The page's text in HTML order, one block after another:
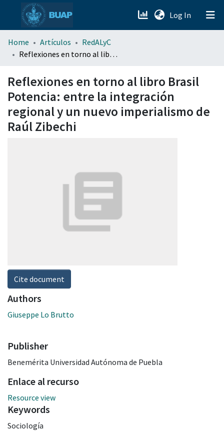
Log In (current)
menu.section.about_menu
Home Artículos
RedALyC
Reflexiones en torno al libro Brasil Potencia: entre la integración regional y un nuevo imperialismo de Raúl Zibechi
Reflexiones en torno al libro Brasil
Potencia: entre la integración
regional y un nuevo imperialismo de
Raúl Zibechi
Cite document
Authors
Giuseppe Lo Brutto
Publisher
Benemérita Universidad Autónoma de Puebla
Enlace al recurso
Resource view
Keywords
Sociología